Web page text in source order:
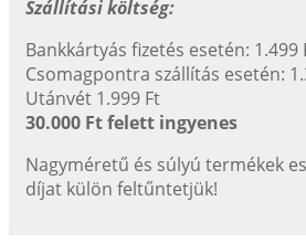
Szállítási költség:
Bankkártyás fizetés esetén: 1.499
Csomagpontra szállítás esetén:
Utánvét 1.999 Ft
30.000 Ft felett ingyenes
Nagyméretű és súlyú termékek
díjat külön feltűntetjük!